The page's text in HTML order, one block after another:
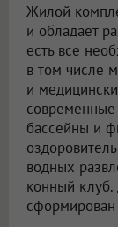
Жилой
и обладает
есть все
в том числе
и
бассейны и
водных
конный клуб.